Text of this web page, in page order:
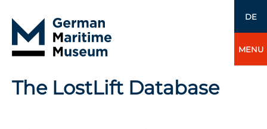
DE
MENU
The LostLift Database